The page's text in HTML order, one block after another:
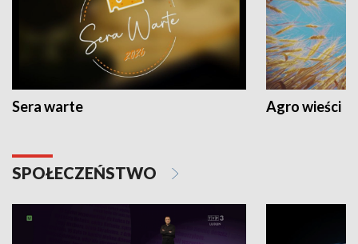
Sera warte Agro wieści
SPOŁECZEŃSTWO